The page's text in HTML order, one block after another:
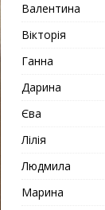
Валентина
Вікторія
Ганна
Дарина
Єва
Лілія
Людмила
Марина